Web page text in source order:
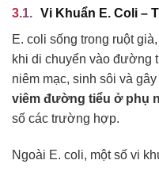
Vi Khuẩn E. Coli –
E. coli sống trong ruột
khi di chuyển vào đường
niêm mạc, sinh sôi và
viêm đường tiểu ở phụ
số các trường hợp.
Ngoài E. coli, một số vi